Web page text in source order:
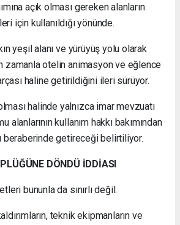
açık olması gereken alanların
için kullanıldığı yönünde.
yeşil alanı ve yürüyüş yolu olarak
zamanla otelin animasyon ve eğlence
haline getirildiğini ileri sürüyor.
halinde yalnızca imar mevzuatı
alanlarının kullanım hakkı bakımından
beraberinde getireceği belirtiliyor.
DÖNDÜ İDDİASI
bununla da sınırlı değil.
teknik ekipmanların ve